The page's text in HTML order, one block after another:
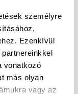
személyre
Ezenkívül
vonatkozó
más olyan
vagy az